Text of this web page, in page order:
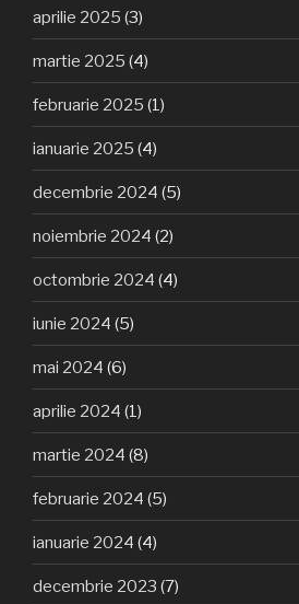
aprilie 2025 (3)
martie 2025 (4)
februarie 2025 (1)
ianuarie 2025 (4)
decembrie 2024 (5)
noiembrie 2024 (2)
octombrie 2024 (4)
iunie 2024 (5)
mai 2024 (6)
aprilie 2024 (1)
martie 2024 (8)
februarie 2024 (5)
ianuarie 2024 (4)
decembrie 2023 (7)